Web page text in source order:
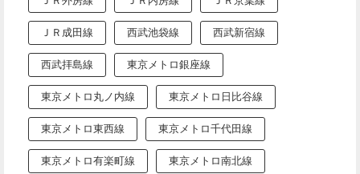
ＪＲ成田線 西武池袋線 西武新宿線
西武拝島線 東京メトロ銀座線
東京メトロ丸ノ内線 東京メトロ日比谷線
東京メトロ東西線 東京メトロ千代田線
東京メトロ有楽町線 東京メトロ南北線